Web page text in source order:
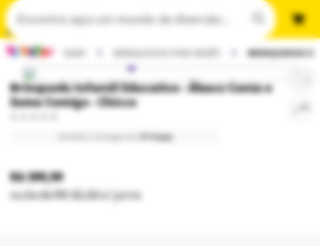
BRINQUEDOS
Brinquedo Infantil Educativo - Ábaco Conta e
Soma Comigo - Chicco
Ri Happy
R$ 399,99
ou6xdeR$ 66,66s/ juros